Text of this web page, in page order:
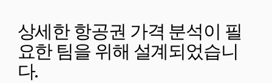
상세한 항공권 가격 분석이 필
요한 팀을 위해 설계되었습니
다.